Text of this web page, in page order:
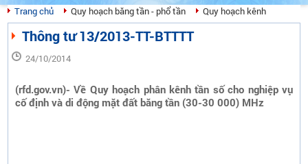
Trang chủ Quy hoạch băng tần - phổ tần Quy hoạch kênh
Thông tư 13/2013-TT-BTTTT
24/10/2014
(rfd.gov.vn)- Về Quy hoạch phân kênh tần số cho nghiệp vụ
cố định và di động mặt đất băng tần (30-30 000) MHz